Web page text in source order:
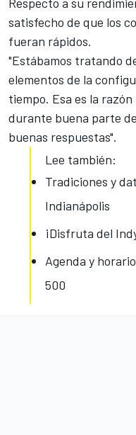
satisfecho de que los
fueran rápidos.
"Estábamos tratando
elementos de la
tiempo. Esa es la
durante buena parte
buenas respuestas".
Lee también:
Tradiciones y
Indianápolis
¡Disfruta del
Agenda y
500